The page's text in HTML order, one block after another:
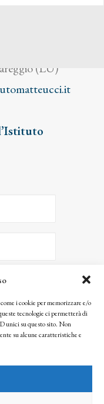
i cookie per memorizzare e/o
tecnologie ci permetterà di
unici su questo sito. Non
su alcune caratteristiche e
(LU)
saranno trattate
Matteucci